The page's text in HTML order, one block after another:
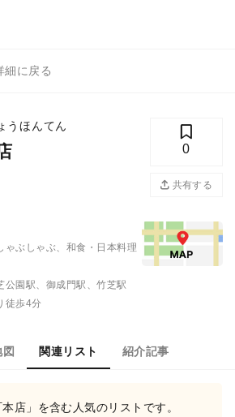
細に戻る
うほんてん
0
共有する
ゃぶしゃぶ、和食・日本料理
公園駅、御成門駅、竹芝駅
徒歩4分
図 関連リスト 紹介記事
本店」を含む人気のリストです。